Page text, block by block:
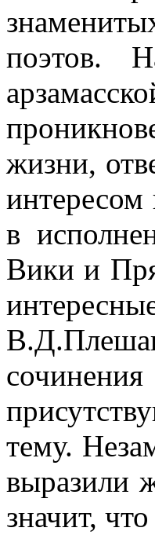
поэтов.
жизни,
интересом
в
Вики и
тему.
выразили
значит,